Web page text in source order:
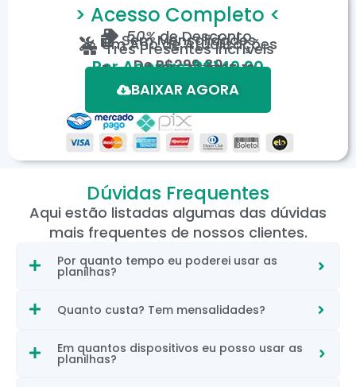
> Acesso Completo <
50%de Desconto
Sem Mensalidades
Um Ano de Atualizações
Três Presentes Incríveis
DeR$299,80
Por Apenas: R$149,90
Em até 12X de R$15,19
*Oferta válida por tempo limitado.
BAIXAR AGORA
Dúvidas Frequentes
Aqui estão listadas algumas das dúvidas
mais frequentes de nossos clientes.
Por quanto tempo eu poderei usar as
planilhas?
Quanto custa? Tem mensalidades?
Em quantos dispositivos eu posso usar as
planilhas?